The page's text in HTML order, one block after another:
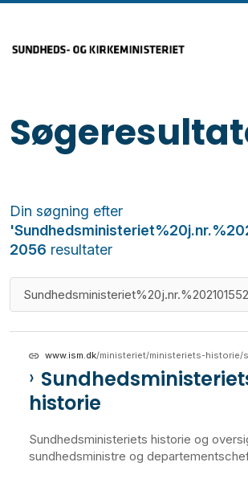
Din søgning efter
2056 resultater
www.ism.dk/ministeriet/ministeriets-historie/
historie
Sundhedsministeriets historie og
sundhedsministre og